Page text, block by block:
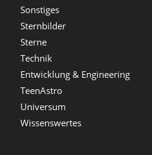
Sonstiges
Sternbilder
Sterne
Technik
Entwicklung & Engineering
TeenAstro
Universum
Wissenswertes